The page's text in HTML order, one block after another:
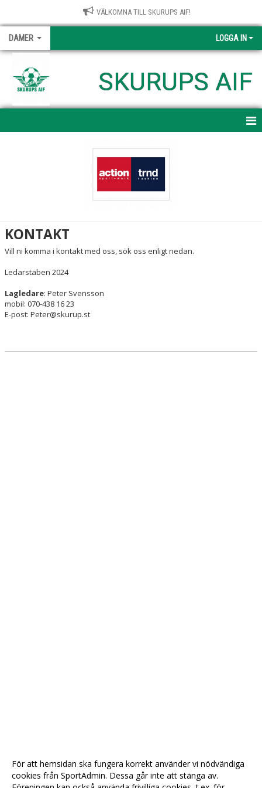
VÄLKOMNA TILL SKURUPS AIF!
DAMER LOGGA IN
SKURUPS AIF
BILDGALLERI
DOKUMENT
KONTAKT
KONTAKT
Vill ni komma i kontakt med oss, sök oss enligt nedan.
Ledarstaben 2024
Lagledare: Peter Svensson
mobil: 070-438 16 23
E-post: Peter@skurup.st
För att hemsidan ska fungera korrekt använder vi nödvändiga
cookies från SportAdmin. Dessa går inte att stänga av.